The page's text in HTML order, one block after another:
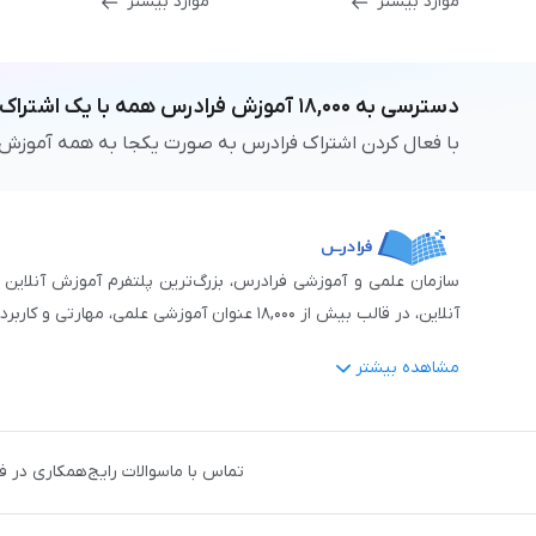
دسترسی به ۱۸,۰۰۰ آموزش فرادرس همه با یک اشتراک
با فعال کردن اشتراک فرادرس به صورت یکجا به همه
آنلاین، در قالب بیش از ۱۸,۰۰۰ عنوان آموزشی علمی، مهارتی و کاربردی، منتشر کرده‌است.
مشاهده بیشتر
دروس رسمی دبیرستان و پیش دانشگاهی،آموزش‌های تماس با ماسوالات رایجهمکاری در